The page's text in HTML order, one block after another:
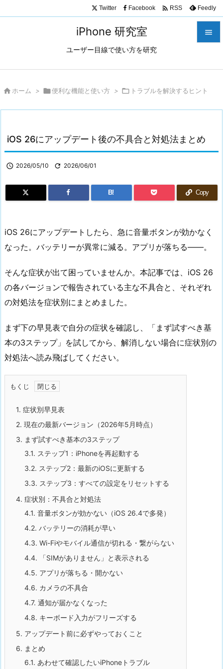
iPhone 研究室
ユーザー目線で使い方を研究

サイド
次へ

Twitter Facebook  RSS Feedly
 ホーム > 便利な機能と使い方 >  トラブルを解決するヒント
iOS 26にアップデート後の不具合と対処法まとめ
 2026/05/10  2026/06/01
B! Copy
iOS 26にアップデートしたら、急に音量ボタンが効かなく
なった。バッテリーが異常に減る。アプリが落ちる——。
そんな症状が出て困っていませんか。本記事では、iOS 26
の各バージョンで報告されている主な不具合と、それぞれ
の対処法を症状別にまとめました。
まず下の早見表で自分の症状を確認し、「まず試すべき基
本の3ステップ」を試してから、解消しない場合に症状別の
対処法へ読み飛ばしてください。
もくじ
1. 症状別早見表
2. 現在の最新バージョン（2026年5月時点）
3. まず試すべき基本の3ステップ
3.1. ステップ1：iPhoneを再起動する
3.2. ステップ2：最新のiOSに更新する
3.3. ステップ3：すべての設定をリセットする
4. 症状別：不具合と対処法
4.1. 音量ボタンが効かない（iOS 26.4で多発）
4.2. バッテリーの消耗が早い
4.3. Wi-Fiやモバイル通信が切れる・繋がらない
4.4. 「SIMがありません」と表示される
4.5. アプリが落ちる・開かない
4.6. カメラの不具合
4.7. 通知が届かなくなった
4.8. キーボード入力がフリーズする
5. アップデート前に必ずやっておくこと
6. まとめ
6.1. あわせて確認したいiPhoneトラブル